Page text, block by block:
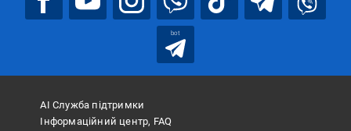
bot
АІ Служба підтримки
Інформаційний центр, FAQ